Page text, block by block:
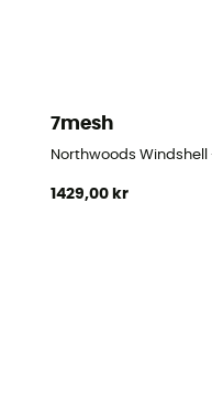
7mesh
Northwoods
1429,00 kr